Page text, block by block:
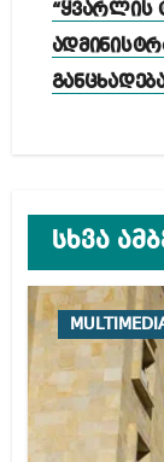
“ყვარლის
სხვა